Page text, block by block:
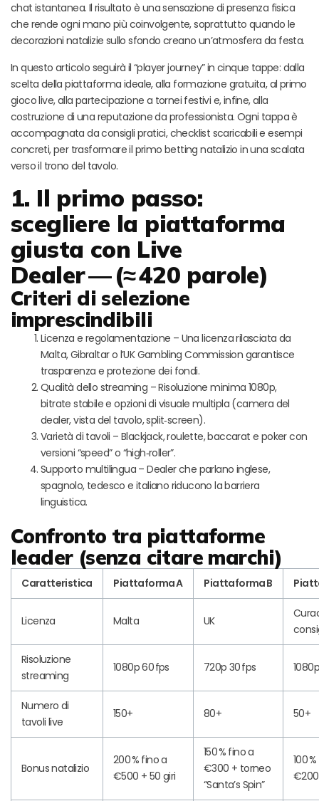
chat istantanea. Il risultato è una sensazione di presenza fisica
che rende ogni mano più coinvolgente, soprattutto quando le
decorazioni natalizie sullo sfondo creano un’atmosfera da festa.
In questo articolo seguirà il “player journey” in cinque tappe: dalla
scelta della piattaforma ideale, alla formazione gratuita, al primo
gioco live, alla partecipazione a tornei festivi e, infine, alla
costruzione di una reputazione da professionista. Ogni tappa è
accompagnata da consigli pratici, checklist scaricabili e esempi
concreti, per trasformare il primo betting natalizio in una scalata
verso il trono del tavolo.
1. Il primo passo:
scegliere la piattaforma
giusta con Live
Dealer — (≈ 420 parole)
Criteri di selezione
imprescindibili
Licenza e regolamentazione – Una licenza rilasciata da
Malta, Gibraltar o l’UK Gambling Commission garantisce
trasparenza e protezione dei fondi.
Qualità dello streaming – Risoluzione minima 1080p,
bitrate stabile e opzioni di visuale multipla (camera del
dealer, vista del tavolo, split‑screen).
Varietà di tavoli – Blackjack, roulette, baccarat e poker con
versioni “speed” o “high‑roller”.
Supporto multilingua – Dealer che parlano inglese,
spagnolo, tedesco e italiano riducono la barriera
linguistica.
Confronto tra piattaforme
leader (senza citare marchi)
Caratteristica Piattaforma A Piattaforma B
Licenza Malta UK
Risoluzione
streaming
1080p 60 fps 720p 30 fps
Numero di
tavoli live
150+ 80+ 50+
Bonus natalizio
200 % fino a
€500 + 50 giri
150 % fino a
€300 + torneo
“Santa’s Spin”
100
€200